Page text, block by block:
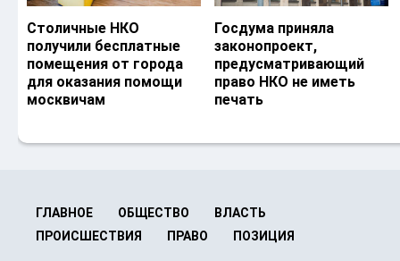
Столичные НКО
получили бесплатные
помещения от города
для оказания помощи
москвичам
Госдума приняла
законопроект,
предусматривающий
право НКО не иметь
печать
ГЛАВНОЕ ОБЩЕСТВО
ВЛАСТЬ
ПРОИСШЕСТВИЯ
ПРАВО ПОЗИЦИЯ